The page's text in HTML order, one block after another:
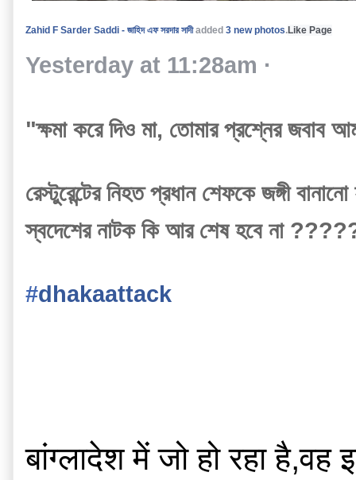
Zahid F Sarder Saddi - জাহিদ এফ সরদার সাদী added 3 new photos.Like Page
Yesterday at 11:28am ·
"ক্ষমা করে দিও মা, তোমার প্রশ্নের জবাব
রেস্টুরেন্টের নিহত প্রধান শেফকে জঙ্গী
স্বদেশের নাটক কি আর শেষ হবে না
‪#‎dhakaattack‬
बांग्लादेश में जो हो रहा